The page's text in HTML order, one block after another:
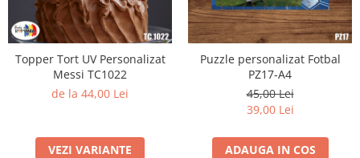
Topper Tort UV Personalizat
Messi TC1022
de la 44,00 Lei
VEZI VARIANTE
Puzzle personalizat Fotbal
PZ17-A4
45,00 Lei
39,00 Lei
ADAUGA IN COS